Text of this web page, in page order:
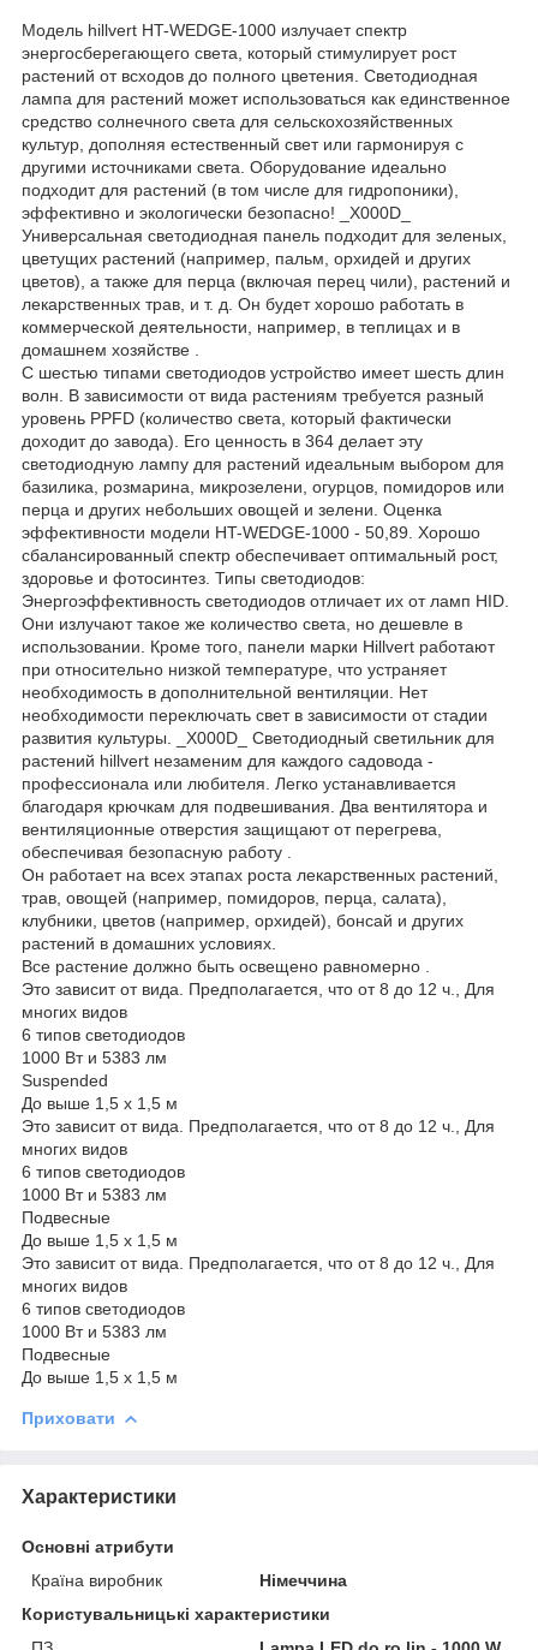
Модель hillvert HT-WEDGE-1000 излучает спектр
энергосберегающего света, который стимулирует рост
растений от всходов до полного цветения. Светодиодная
лампа для растений может использоваться как единственное
средство солнечного света для сельскохозяйственных
культур, дополняя естественный свет или гармонируя с
другими источниками света. Оборудование идеально
подходит для растений (в том числе для гидропоники),
эффективно и экологически безопасно! _X000D_
Универсальная светодиодная панель подходит для зеленых,
цветущих растений (например, пальм, орхидей и других
цветов), а также для перца (включая перец чили), растений и
лекарственных трав, и т. д. Он будет хорошо работать в
коммерческой деятельности, например, в теплицах и в
домашнем хозяйстве .
С шестью типами светодиодов устройство имеет шесть длин
волн. В зависимости от вида растениям требуется разный
уровень PPFD (количество света, который фактически
доходит до завода). Его ценность в 364 делает эту
светодиодную лампу для растений идеальным выбором для
базилика, розмарина, микрозелени, огурцов, помидоров или
перца и других небольших овощей и зелени. Оценка
эффективности модели HT-WEDGE-1000 - 50,89. Хорошо
сбалансированный спектр обеспечивает оптимальный рост,
здоровье и фотосинтез. Типы светодиодов:
Энергоэффективность светодиодов отличает их от ламп HID.
Они излучают такое же количество света, но дешевле в
использовании. Кроме того, панели марки Hillvert работают
при относительно низкой температуре, что устраняет
необходимость в дополнительной вентиляции. Нет
необходимости переключать свет в зависимости от стадии
развития культуры. _X000D_ Светодиодный светильник для
растений hillvert незаменим для каждого садовода -
профессионала или любителя. Легко устанавливается
благодаря крючкам для подвешивания. Два вентилятора и
вентиляционные отверстия защищают от перегрева,
обеспечивая безопасную работу .
Он работает на всех этапах роста лекарственных растений,
трав, овощей (например, помидоров, перца, салата),
клубники, цветов (например, орхидей), бонсай и других
растений в домашних условиях.
Все растение должно быть освещено равномерно .
Это зависит от вида. Предполагается, что от 8 до 12 ч., Для
многих видов
6 типов светодиодов
1000 Вт и 5383 лм
Suspended
До выше 1,5 х 1,5 м
Это зависит от вида. Предполагается, что от 8 до 12 ч., Для
многих видов
6 типов светодиодов
1000 Вт и 5383 лм
Подвесные
До выше 1,5 х 1,5 м
Это зависит от вида. Предполагается, что от 8 до 12 ч., Для
многих видов
6 типов светодиодов
1000 Вт и 5383 лм
Подвесные
До выше 1,5 х 1,5 м
Приховати
Характеристики
Основні атрибути
Країна виробник
Німеччина
Користувальницькі характеристики